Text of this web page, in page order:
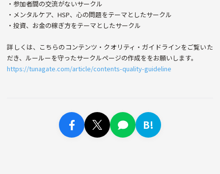
・参加者間の交流がないサークル
・メンタルケア、HSP、心の問題をテーマとしたサークル
・投資、お金の稼ぎ方をテーマとしたサークル
詳しくは、こちらのコンテンツ・クオリティ・ガイドラインをご覧いた
だき、ルールーを守ったサークルページの作成ををお願いします。
https://tunagate.com/article/contents-quality-guideline
B!